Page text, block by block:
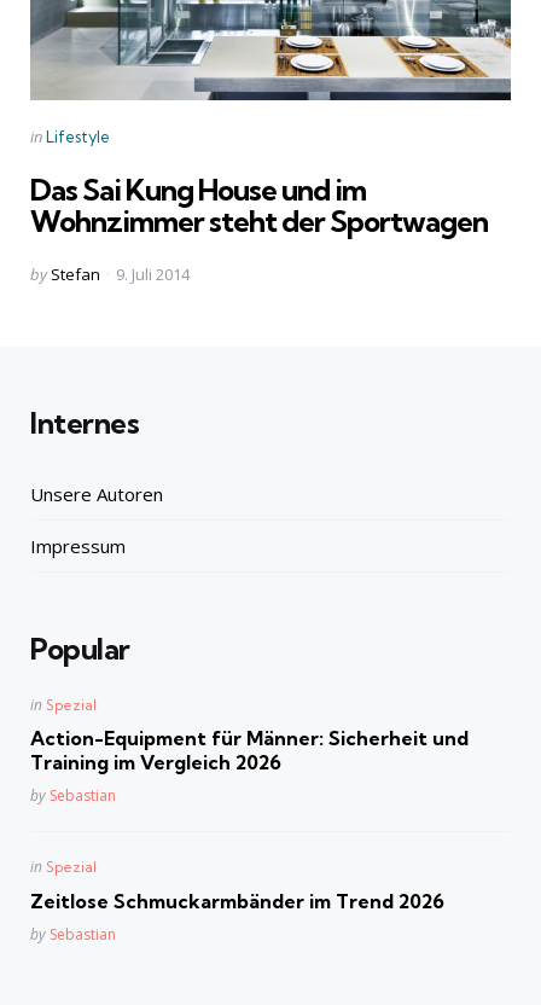
Categories
Posted
inLifestyle
Das Sai Kung House und im
Wohnzimmer steht der Sportwagen
Posted
by Stefan 9. Juli 2014
Internes
Unsere Autoren
Impressum
Popular
Posted
in Spezial
Action-Equipment für Männer: Sicherheit und
Training im Vergleich 2026
Posted
by Sebastian
Posted
in Spezial
Zeitlose Schmuckarmbänder im Trend 2026
Posted
by Sebastian